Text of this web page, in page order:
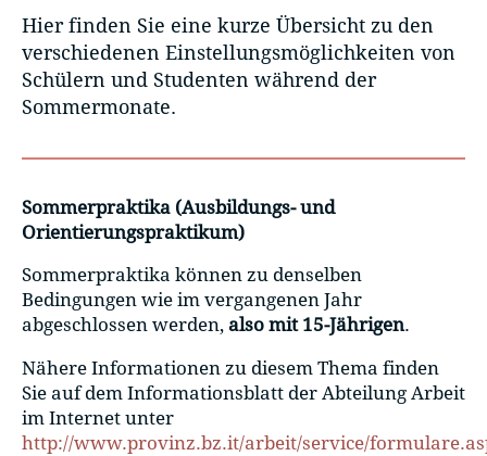
Hier finden Sie eine kurze Übersicht zu den
verschiedenen Einstellungsmöglichkeiten von
Schülern und Studenten während der
Sommermonate.
Sommerpraktika (Ausbildungs- und
Orientierungspraktikum)
Sommerpraktika können zu denselben
Bedingungen wie im vergangenen Jahr
abgeschlossen werden, also mit 15-Jährigen.
Nähere Informationen zu diesem Thema finden
Sie auf dem Informationsblatt der Abteilung Arbeit
im Internet unter
http://www.provinz.bz.it/arbeit/service/